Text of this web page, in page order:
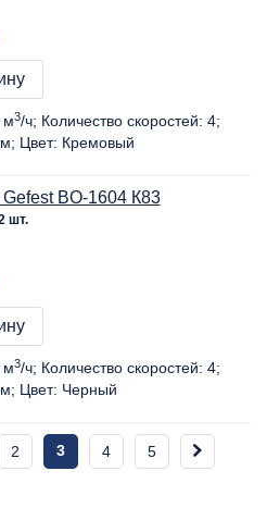
м3/ч Количество скоростей: 4
Цвет: Кремовый
BO-1604 К83
шт.
м3/ч Количество скоростей: 4
Цвет: Черный
2 3 4 5